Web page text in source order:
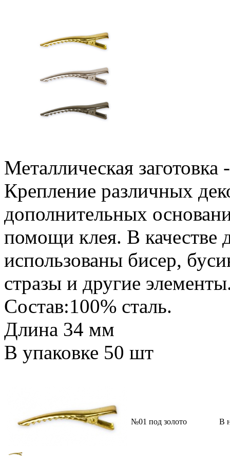
Металлическая
Крепление различных
дополнительных
помощи клея. В качестве
использованы бисер,
стразы и другие
Состав:100% сталь.
Длина 34 мм
В упаковке 50 шт
№01 под золото В